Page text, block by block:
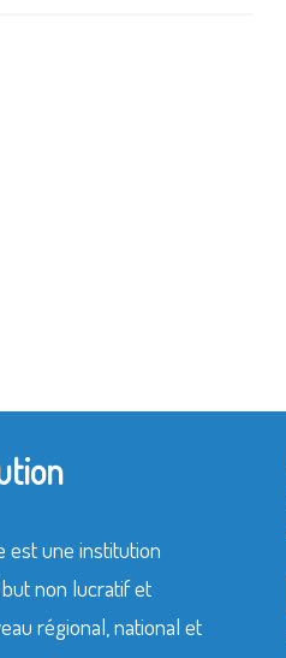
est une institution
non lucratif et
régional, national et